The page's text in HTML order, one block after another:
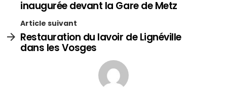
inaugurée devant la Gare de Metz
Article suivant
Restauration du lavoir de Lignéville
dans les Vosges